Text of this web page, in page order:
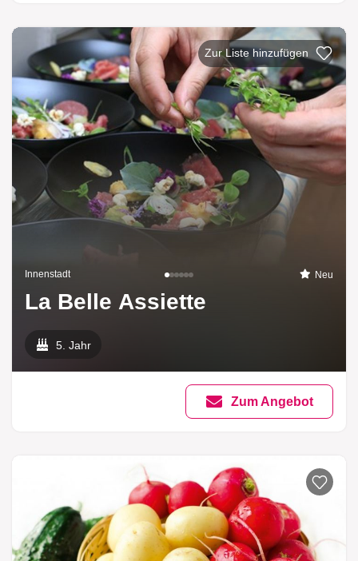
Zur Liste hinzufügen
Innenstadt Neu
La Belle Assiette
5. Jahr
Zum Angebot